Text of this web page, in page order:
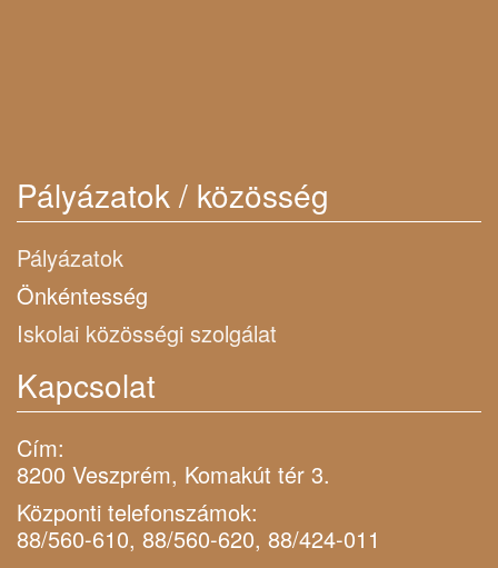
Pályázatok / közösség
Pályázatok
Önkéntesség
Iskolai közösségi szolgálat
Kapcsolat
Cím:
8200 Veszprém, Komakút tér 3.
Központi telefonszámok:
88/560-610, 88/560-620, 88/424-011